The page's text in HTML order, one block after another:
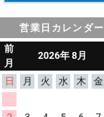
営業日カレンダー